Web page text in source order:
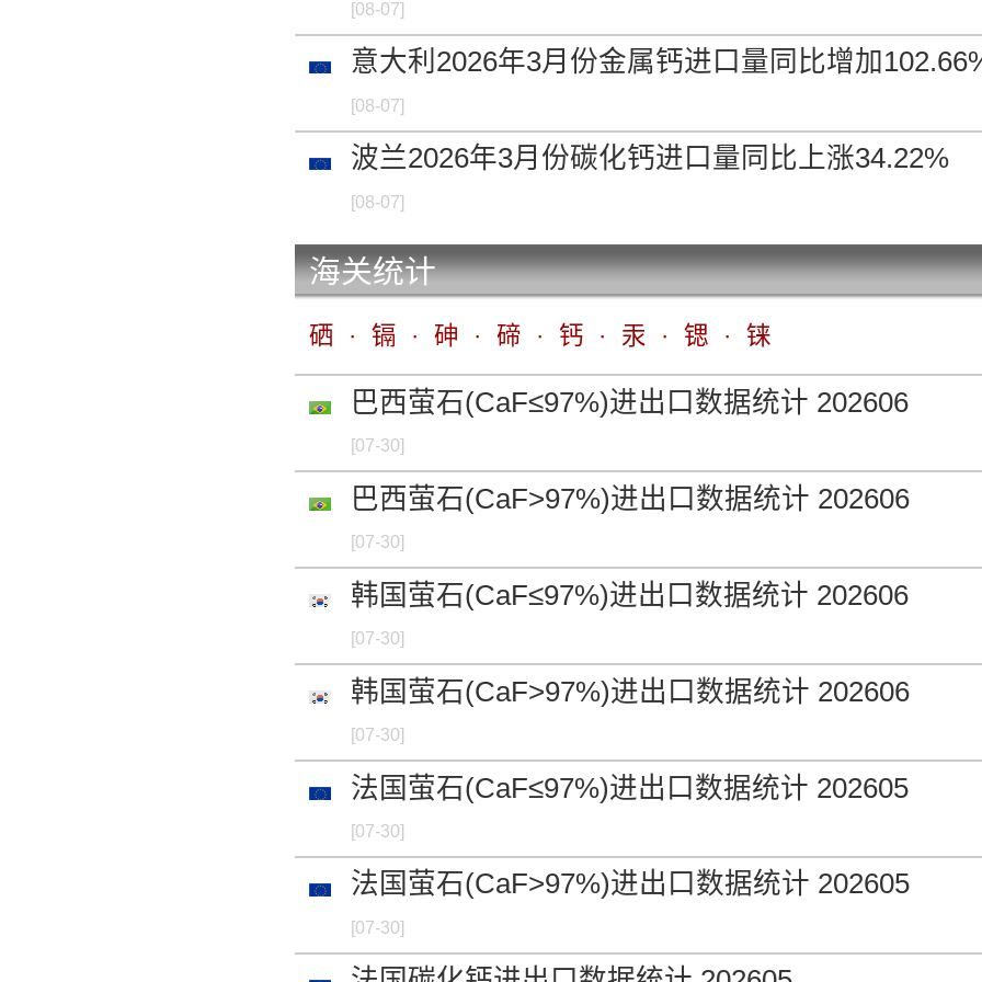
硒粉 99.95%min 中国交到
- - 0.00% 0.00%
二氧化硒 98%min 中国交到
- - -1.75% -1.75%
- - 0.00% -0.28%
金属锶 99%min 中国离岸
- - 0.00% -0.25%
- - -0.93% -0.93%
金属碲 99.99%min 中国出厂
- - 0.00% -1.55%
金属碲 99.99%min 鹿特丹仓库
- - -0.86% -0.86%
[08-07]
意大利2026年3月份金属钙进口量同比增加
[08-07]
波兰2026年3月份碳化钙进口量同比上涨34.22%
[08-07]
海关统计
硒 · 镉 · 砷 · 碲 · 钙 · 汞 · 锶 · 铼
巴西萤石(CaF≤97%)进出口数据统计 202606
[07-30]
巴西萤石(CaF>97%)进出口数据统计 202606
[07-30]
韩国萤石(CaF≤97%)进出口数据统计 202606
[07-30]
韩国萤石(CaF>97%)进出口数据统计 202606
[07-30]
法国萤石(CaF≤97%)进出口数据统计 202605
[07-30]
法国萤石(CaF>97%)进出口数据统计 202605
[07-30]